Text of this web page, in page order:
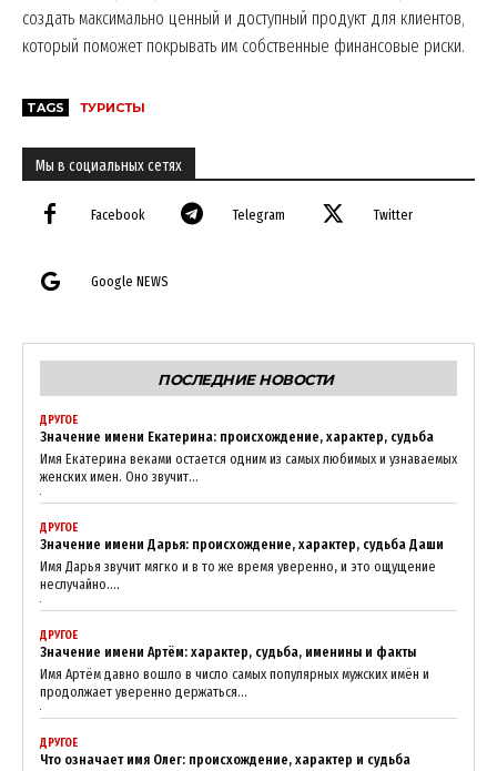
News Week
Magazine PRO
SUBSCRIBE NOW
Company
About
Contact us
My account
создать максимально ценный и доступный продукт для клиентов,
который поможет покрывать им собственные финансовые риски.
TAGS ТУРИСТЫ
Мы в социальных сетях
Facebook Telegram Twitter
Google NEWS
ПОСЛЕДНИЕ НОВОСТИ
ДРУГОЕ
Значение имени Екатерина: происхождение, характер, судьба
Имя Екатерина веками остается одним из самых любимых и узнаваемых
женских имен. Оно звучит...
ДРУГОЕ
Значение имени Дарья: происхождение, характер, судьба Даши
Имя Дарья звучит мягко и в то же время уверенно, и это ощущение
неслучайно....
ДРУГОЕ
Значение имени Артём: характер, судьба, именины и факты
Имя Артём давно вошло в число самых популярных мужских имён и
продолжает уверенно держаться...
ДРУГОЕ
Что означает имя Олег: происхождение, характер и судьба